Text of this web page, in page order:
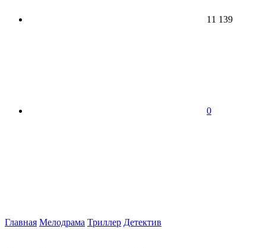
11 139
0
Главная Мелодрама Триллер Детектив